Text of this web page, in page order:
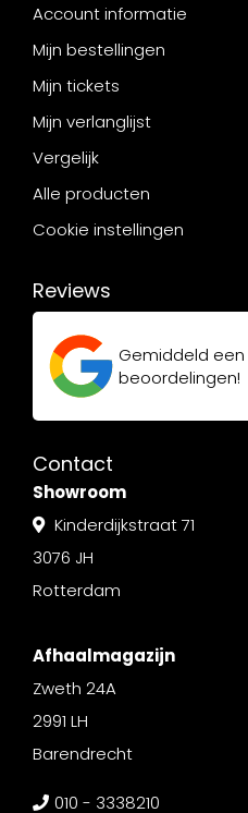
Account informatie
Mijn bestellingen
Mijn tickets
Mijn verlanglijst
Vergelijk
Alle producten
Cookie instellingen
Reviews
Gemiddeld een
beoordelingen!
Contact
Showroom
Kinderdijkstraat 71
3076 JH
Rotterdam
Afhaalmagazijn
Zweth 24A
2991 LH
Barendrecht
010 - 3338210